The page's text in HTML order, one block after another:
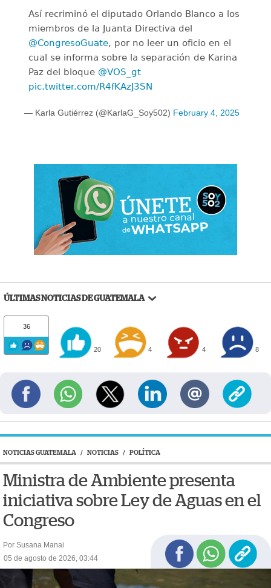
Así recriminó el diputado Orlando Blanco a los
miembros de la Juanta Directiva del
@CongresoGuate, por no leer un oficio en el
cual se informa sobre la separación de Karina
Paz del bloque @VOS_gt
pic.twitter.com/R4fKAzJ3SN
— Karla Gutiérrez (@KarlaG_Soy502) February 4, 2025
ÚLTIMAS NOTICIAS DE GUATEMALA
36
20 4 4 8
NOTICIAS GUATEMALA / NOTICIAS / POLÍTICA
Ministra de Ambiente presenta
iniciativa sobre Ley de Aguas en el
Congreso
Por Susana Manai
05 de agosto de 2026, 03:44